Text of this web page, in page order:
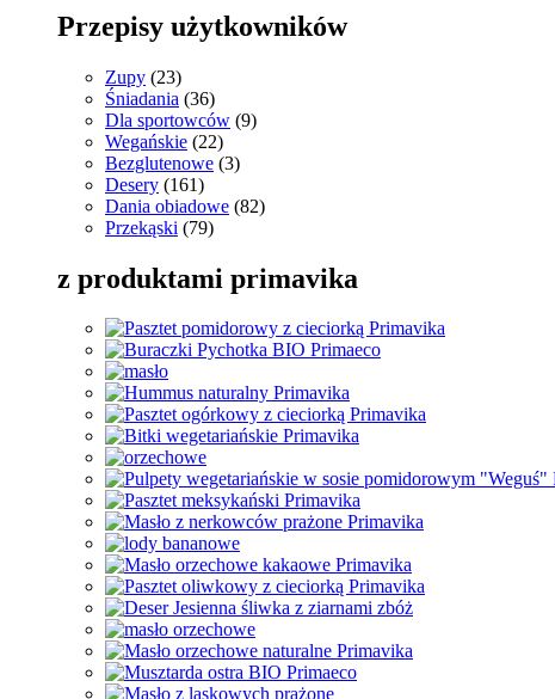
Przepisy użytkowników
Zupy (23)
Śniadania (36)
Dla sportowców (9)
Wegańskie (22)
Bezglutenowe (3)
Desery (161)
Dania obiadowe (82)
Przekąski (79)
z produktami primavika